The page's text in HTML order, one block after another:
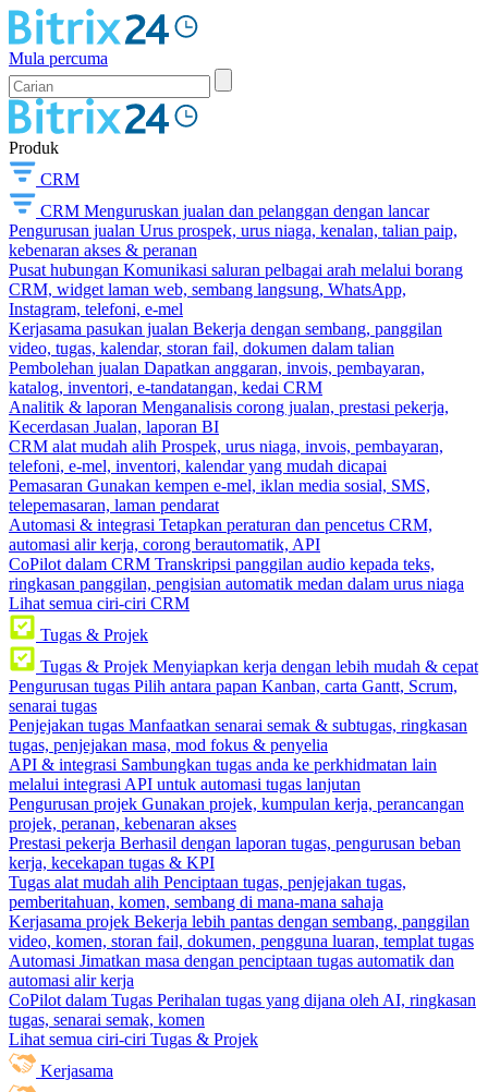
Mula percuma
Produk
CRM
CRM Menguruskan jualan dan pelanggan dengan lancar
Pengurusan jualan Urus prospek, urus niaga, kenalan, talian paip,
kebenaran akses & peranan
Pusat hubungan Komunikasi saluran pelbagai arah melalui borang
CRM, widget laman web, sembang langsung, WhatsApp,
Instagram, telefoni, e-mel
Kerjasama pasukan jualan Bekerja dengan sembang, panggilan
video, tugas, kalendar, storan fail, dokumen dalam talian
Pembolehan jualan Dapatkan anggaran, invois, pembayaran,
katalog, inventori, e-tandatangan, kedai CRM
Analitik & laporan Menganalisis corong jualan, prestasi pekerja,
Kecerdasan Jualan, laporan BI
CRM alat mudah alih Prospek, urus niaga, invois, pembayaran,
telefoni, e-mel, inventori, kalendar yang mudah dicapai
Pemasaran Gunakan kempen e-mel, iklan media sosial, SMS,
telepemasaran, laman pendarat
Automasi & integrasi Tetapkan peraturan dan pencetus CRM,
automasi alir kerja, corong berautomatik, API
CoPilot dalam CRM Transkripsi panggilan audio kepada teks,
ringkasan panggilan, pengisian automatik medan dalam urus niaga
Lihat semua ciri-ciri CRM
Tugas & Projek
Tugas & Projek Menyiapkan kerja dengan lebih mudah & cepat
Pengurusan tugas Pilih antara papan Kanban, carta Gantt, Scrum,
senarai tugas
Penjejakan tugas Manfaatkan senarai semak & subtugas, ringkasan
tugas, penjejakan masa, mod fokus & penyelia
API & integrasi Sambungkan tugas anda ke perkhidmatan lain
melalui integrasi API untuk automasi tugas lanjutan
Pengurusan projek Gunakan projek, kumpulan kerja, perancangan
projek, peranan, kebenaran akses
Prestasi pekerja Berhasil dengan laporan tugas, pengurusan beban
kerja, kecekapan tugas & KPI
Tugas alat mudah alih Penciptaan tugas, penjejakan tugas,
pemberitahuan, komen, sembang di mana-mana sahaja
Kerjasama projek Bekerja lebih pantas dengan sembang, panggilan
video, komen, storan fail, dokumen, pengguna luaran, templat tugas
Automasi Jimatkan masa dengan penciptaan tugas automatik dan
automasi alir kerja
CoPilot dalam Tugas Perihalan tugas yang dijana oleh AI, ringkasan
tugas, senarai semak, komen
Lihat semua ciri-ciri Tugas & Projek
Kerjasama